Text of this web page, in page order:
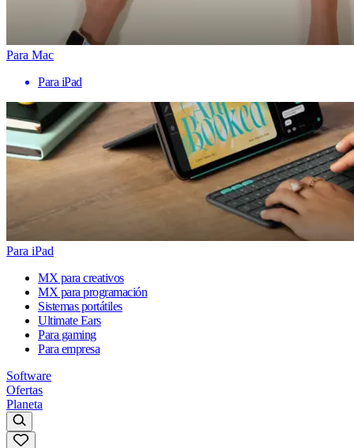
Para Mac
Para iPad
Para iPad
MX para creativos
MX para programación
Sistemas portátiles
Ultimate Ears
Para gaming
Para empresa
Software
Ofertas
Planeta